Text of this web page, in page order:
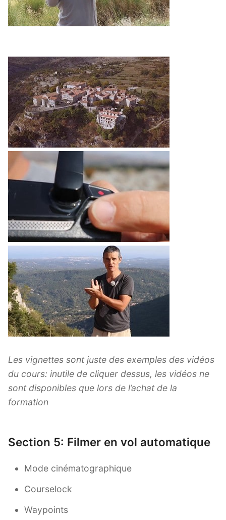
Les vignettes sont juste des exemples des vidéos
du cours: inutile de cliquer dessus, les vidéos ne
sont disponibles que lors de l’achat de la
formation
Section 5: Filmer en vol automatique
Mode cinématographique
Courselock
Waypoints